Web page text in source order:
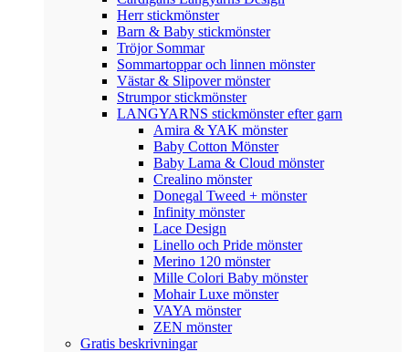
Herr stickmönster
Barn & Baby stickmönster
Tröjor Sommar
Sommartoppar och linnen mönster
Västar & Slipover mönster
Strumpor stickmönster
LANGYARNS stickmönster efter garn
Amira & YAK mönster
Baby Cotton Mönster
Baby Lama & Cloud mönster
Crealino mönster
Donegal Tweed + mönster
Infinity mönster
Lace Design
Linello och Pride mönster
Merino 120 mönster
Mille Colori Baby mönster
Mohair Luxe mönster
VAYA mönster
ZEN mönster
Gratis beskrivningar